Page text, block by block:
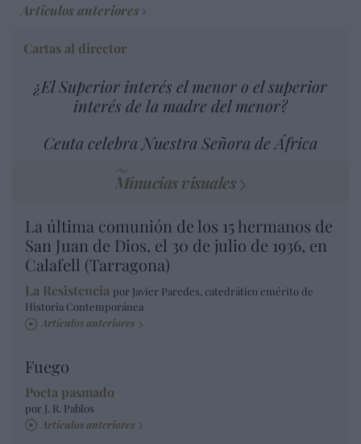
Artículos anteriores
Cartas al director
¿El Superior interés el menor o el superior
interés de la madre del menor?
Ceuta celebra Nuestra Señora de África
Minucias visuales
La última comunión de los 15 hermanos de
San Juan de Dios, el 30 de julio de 1936, en
Calafell (Tarragona)
La Resistencia por Javier Paredes, catedrático emérito de
Historia Contemporánea
Artículos anteriores
Fuego
Poeta pasmado
por J. R. Pablos
Artículos anteriores